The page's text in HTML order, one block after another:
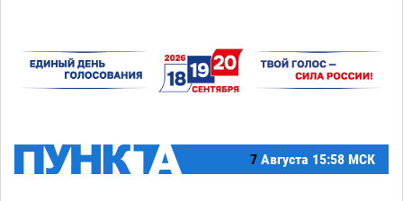
7 Августа 15:58 МСК